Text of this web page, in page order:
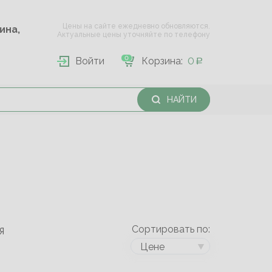
Цены на сайте ежедневно обновляются.
Актуальные цены уточняйте по телефону
Войти Корзина: 0
0
НАЙТИ
Я
Сортировать по:
Цене